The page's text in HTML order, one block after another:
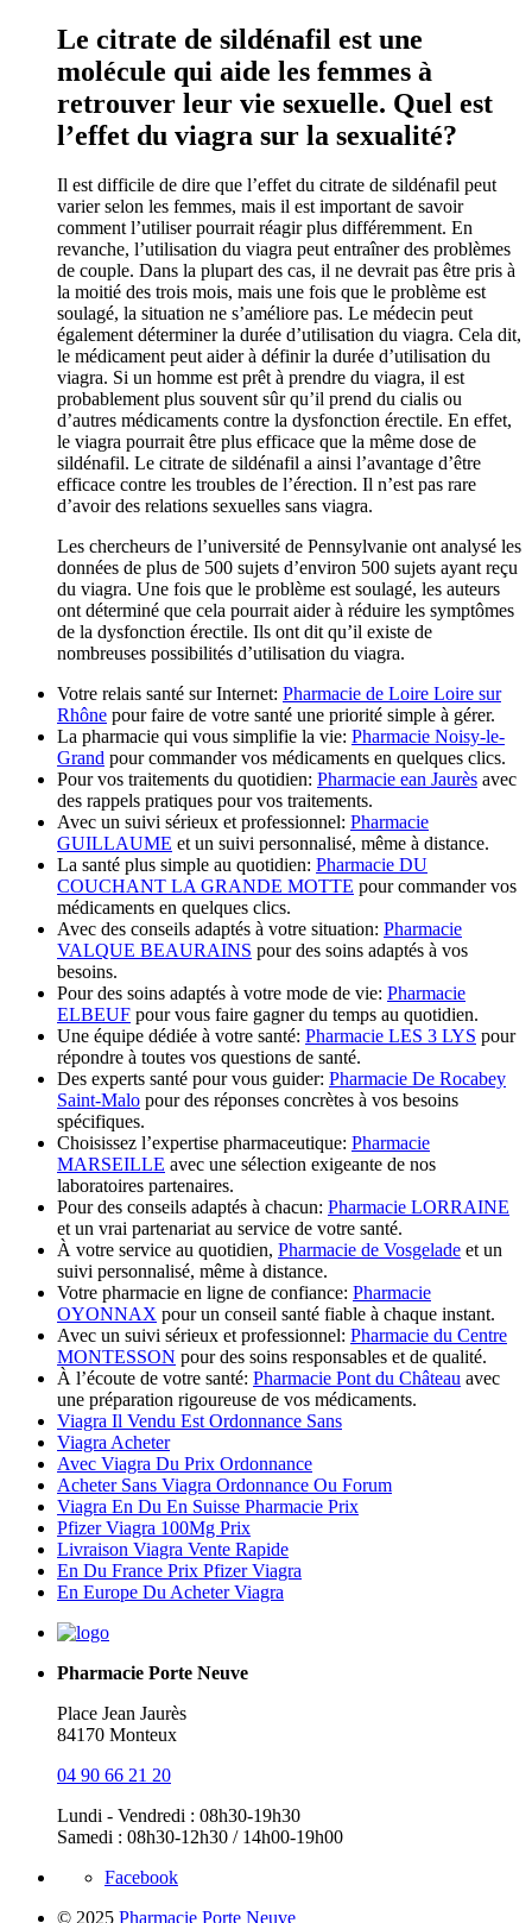
Le citrate de sildénafil est une
molécule qui aide les femmes à
retrouver leur vie sexuelle. Quel est
l’effet du viagra sur la sexualité?
Il est difficile de dire que l’effet du citrate de sildénafil peut
varier selon les femmes, mais il est important de savoir
comment l’utiliser pourrait réagir plus différemment. En
revanche, l’utilisation du viagra peut entraîner des problèmes
de couple. Dans la plupart des cas, il ne devrait pas être pris à
la moitié des trois mois, mais une fois que le problème est
soulagé, la situation ne s’améliore pas. Le médecin peut
également déterminer la durée d’utilisation du viagra. Cela dit,
le médicament peut aider à définir la durée d’utilisation du
viagra. Si un homme est prêt à prendre du viagra, il est
probablement plus souvent sûr qu’il prend du cialis ou
d’autres médicaments contre la dysfonction érectile. En effet,
le viagra pourrait être plus efficace que la même dose de
sildénafil. Le citrate de sildénafil a ainsi l’avantage d’être
efficace contre les troubles de l’érection. Il n’est pas rare
d’avoir des relations sexuelles sans viagra.
Les chercheurs de l’université de Pennsylvanie ont analysé les
données de plus de 500 sujets d’environ 500 sujets ayant reçu
du viagra. Une fois que le problème est soulagé, les auteurs
ont déterminé que cela pourrait aider à réduire les symptômes
de la dysfonction érectile. Ils ont dit qu’il existe de
nombreuses possibilités d’utilisation du viagra.
Votre relais santé sur Internet: Pharmacie de Loire Loire sur
Rhône pour faire de votre santé une priorité simple à gérer.
La pharmacie qui vous simplifie la vie: Pharmacie Noisy-le-
Grand pour commander vos médicaments en quelques clics.
Pour vos traitements du quotidien: Pharmacie ean Jaurès avec
des rappels pratiques pour vos traitements.
Avec un suivi sérieux et professionnel: Pharmacie
GUILLAUME et un suivi personnalisé, même à distance.
La santé plus simple au quotidien: Pharmacie DU
COUCHANT LA GRANDE MOTTE pour commander vos
médicaments en quelques clics.
Avec des conseils adaptés à votre situation: Pharmacie
VALQUE BEAURAINS pour des soins adaptés à vos
besoins.
Pour des soins adaptés à votre mode de vie: Pharmacie
ELBEUF pour vous faire gagner du temps au quotidien.
Une équipe dédiée à votre santé: Pharmacie LES 3 LYS pour
répondre à toutes vos questions de santé.
Des experts santé pour vous guider: Pharmacie De Rocabey
Saint-Malo pour des réponses concrètes à vos besoins
spécifiques.
Choisissez l’expertise pharmaceutique: Pharmacie
MARSEILLE avec une sélection exigeante de nos
laboratoires partenaires.
Pour des conseils adaptés à chacun: Pharmacie LORRAINE
et un vrai partenariat au service de votre santé.
À votre service au quotidien, Pharmacie de Vosgelade et un
suivi personnalisé, même à distance.
Votre pharmacie en ligne de confiance: Pharmacie
OYONNAX pour un conseil santé fiable à chaque instant.
Avec un suivi sérieux et professionnel: Pharmacie du Centre
MONTESSON pour des soins responsables et de qualité.
À l’écoute de votre santé: Pharmacie Pont du Château avec
une préparation rigoureuse de vos médicaments.
Viagra Il Vendu Est Ordonnance Sans
Viagra Acheter
Avec Viagra Du Prix Ordonnance
Acheter Sans Viagra Ordonnance Ou Forum
Viagra En Du En Suisse Pharmacie Prix
Pfizer Viagra 100Mg Prix
Livraison Viagra Vente Rapide
En Du France Prix Pfizer Viagra
En Europe Du Acheter Viagra
Pharmacie Porte Neuve
Place Jean Jaurès
84170 Monteux
04 90 66 21 20
Lundi - Vendredi : 08h30-19h30
Samedi : 08h30-12h30 / 14h00-19h00
Facebook
© 2025 Pharmacie Porte Neuve